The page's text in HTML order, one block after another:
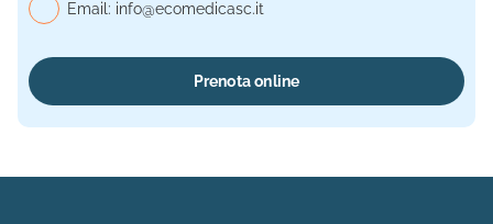
Email: info@ecomedicasc.it
Prenota online